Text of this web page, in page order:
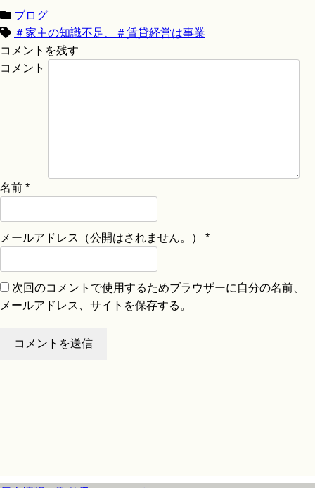
ブログ
＃家主の知識不足、＃賃貸経営は事業
コメントを残す
コメント
名前 *
メールアドレス（公開はされません。） *
次回のコメントで使用するためブラウザーに自分の名前、
メールアドレス、サイトを保存する。